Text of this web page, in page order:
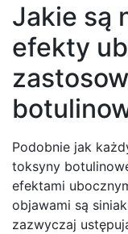
Jakie są
efekty
Podobnie jak
toksyny
efektami
objawami są
zazwyczaj